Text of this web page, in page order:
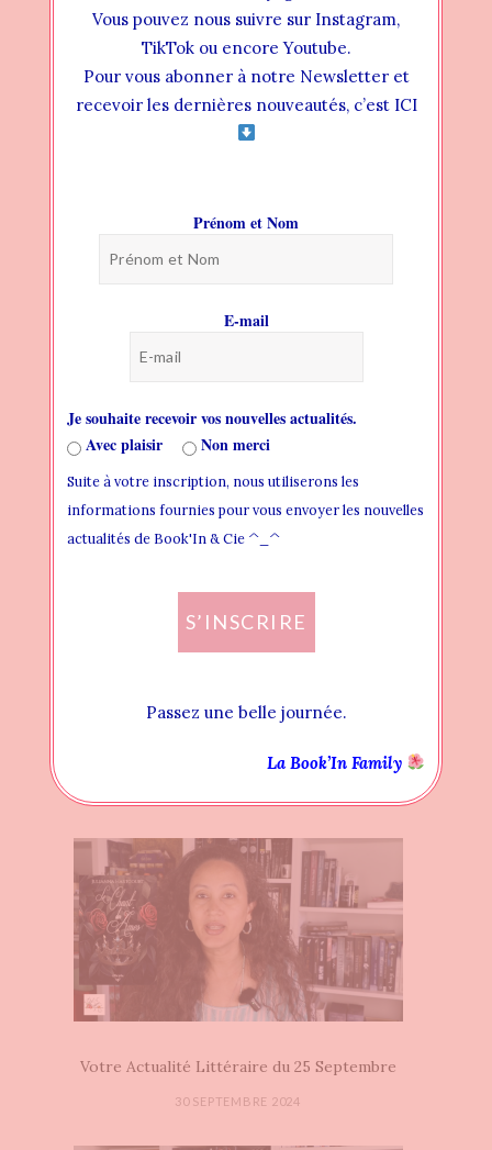
1 LIKE
LITTÉRAIRE 17 JUILLET
LITTÉRAIRE 31 JUILLET
Articles similaires
Votre Actualité Littéraire du 2 Octobre
Votre Actualité Littéraire du 25 Septembre
30 SEPTEMBRE 2024
Vous pouvez nous suivre sur Instagram,
TikTok ou encore Youtube.
Pour vous abonner à notre Newsletter et
recevoir les dernières nouveautés, c’est ICI
Prénom et Nom
E-mail
Je souhaite recevoir vos nouvelles actualités.
Avec plaisir
Non merci
Suite à votre inscription, nous utiliserons les
informations fournies pour vous envoyer les nouvelles
actualités de Book'In & Cie ^_^
S’INSCRIRE
Passez une belle journée.
La Book’In Family